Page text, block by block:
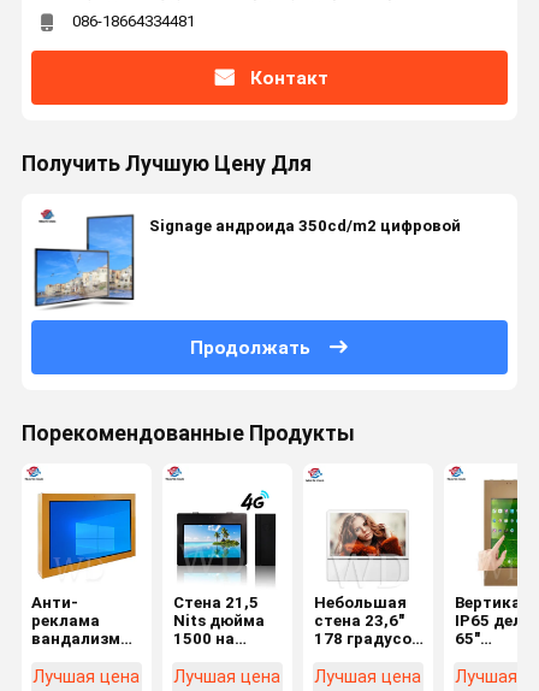
086-18664334481
Контакт
Получить Лучшую Цену Для
Signage андроида 350cd/m2 цифровой
Продолжать
Порекомендованные Продукты
Анти-
реклама
вандализма
внешняя
Лучшая цена
Стена 21,5
Nits дюйма
1500 на
воздухе
Лучшая цена
Небольшая
стена 23,6"
178 градусов
лифт Signage
Лучшая цена
IP65
65"
Лучшая